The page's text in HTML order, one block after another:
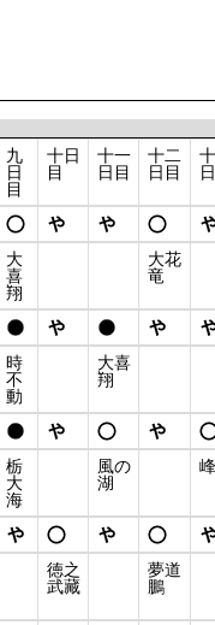
九
日
目
十日
目
十一
日目
十二
日目
大
喜
翔
大花
竜
時
不
動
大喜
翔
栃
大
海
風の
湖
徳之
武藏
夢道
鵬